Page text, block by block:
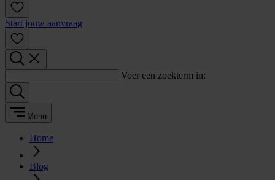
Start jouw aanvraag
Voer een zoekterm in:
Menu
Home
Blog